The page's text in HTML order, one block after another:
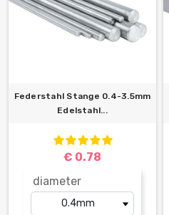
Federstahl Stange 0.4-3.5mm
Edelstahl...
€ 0.78
diameter